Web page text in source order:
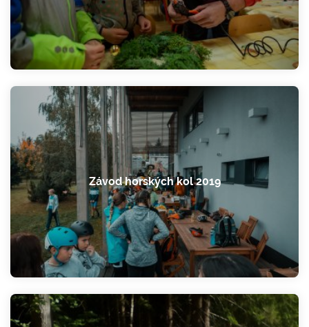
Závod horských kol 2019